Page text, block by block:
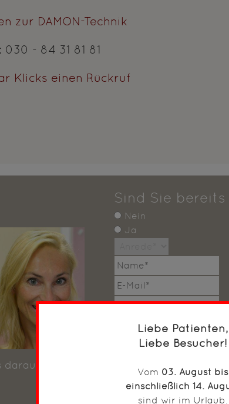
zur DAMON-Technik
- 84 31 81 81
Klicks einen Rückruf
Sie
Sind Sie
Nein
Ja
Datenschutz*
*DieDatenschutzerklärung
Liebe Patienten,
Liebe Besucher!
Vom 03. August bis
einschließlich 14.
sind wir im Urlaub.